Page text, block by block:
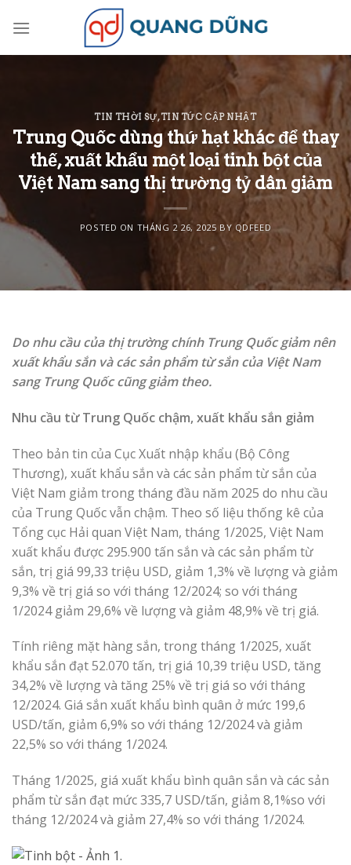
TIN THỜI SỰ,TIN TỨC CẬP NHẬT
Trung Quốc dùng thứ hạt khác để thay
thế, xuất khẩu một loại tinh bột của
Việt Nam sang thị trường tỷ dân giảm
POSTED ON THÁNG 2 26, 2025 BY QDFEED
Do nhu cầu của thị trường chính Trung Quốc giảm nên
xuất khẩu sắn và các sản phẩm từ sắn của Việt Nam
sang Trung Quốc cũng giảm theo.
Nhu cầu từ Trung Quốc chậm, xuất khẩu sắn giảm
Theo bản tin của Cục Xuất nhập khẩu (Bộ Công
Thương), xuất khẩu sắn và các sản phẩm từ sắn của
Việt Nam giảm trong tháng đầu năm 2025 do nhu cầu
của Trung Quốc vẫn chậm. Theo số liệu thống kê của
Tổng cục Hải quan Việt Nam, tháng 1/2025, Việt Nam
xuất khẩu được 295.900 tấn sắn và các sản phẩm từ
sắn, trị giá 99,33 triệu USD, giảm 1,3% về lượng và giảm
9,3% về trị giá so với tháng 12/2024; so với tháng
1/2024 giảm 29,6% về lượng và giảm 48,9% về trị giá.
Tính riêng mặt hàng sắn, trong tháng 1/2025, xuất
khẩu sắn đạt 52.070 tấn, trị giá 10,39 triệu USD, tăng
34,2% về lượng và tăng 25% về trị giá so với tháng
12/2024. Giá sắn xuất khẩu bình quân ở mức 199,6
USD/tấn, giảm 6,9% so với tháng 12/2024 và giảm
22,5% so với tháng 1/2024.
Tháng 1/2025, giá xuất khẩu bình quân sắn và các sản
phẩm từ sắn đạt mức 335,7 USD/tấn, giảm 8,1%so với
tháng 12/2024 và giảm 27,4% so với tháng 1/2024.